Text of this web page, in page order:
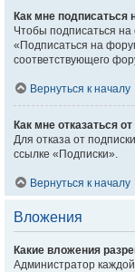
Как мне
Чтобы подписаться
«Подписаться на
соответствующего
Вернуться к началу
Как мне отказаться
Для отказа от
ссылке «Подписки».
Вернуться к началу
Вложения
Какие вложения
Администратор